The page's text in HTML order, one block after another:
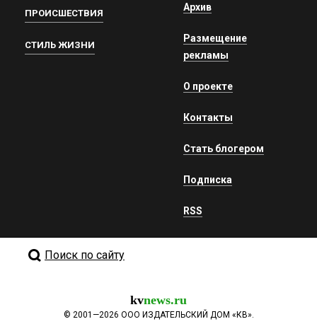
ПРОИСШЕСТВИЯ
СТИЛЬ ЖИЗНИ
Архив
Размещение
рекламы
О проекте
Контакты
Стать блогером
Подписка
RSS
Поиск по сайту
kvnews.ru
© 2001—2026 ООО ИЗДАТЕЛЬСКИЙ ДОМ «КВ».